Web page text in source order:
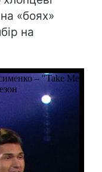
«боях»
на